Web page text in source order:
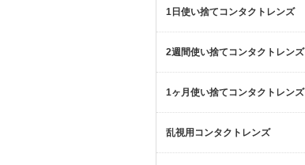
1日使い捨てコンタクトレンズ
2週間使い捨てコンタクトレンズ
1ヶ月使い捨てコンタクトレンズ
乱視用コンタクトレンズ